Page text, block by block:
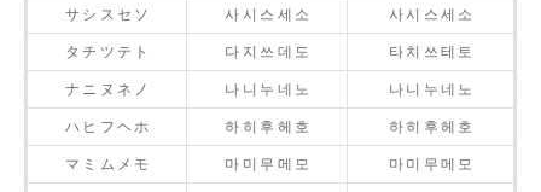
サ シ ス セ ソ 사 시 스 세 소 사 시 스 세 소
タ チ ツ テ ト 다 지 쓰 데 도 타 치 쓰 테 토
ナ ニ ヌ ネ ノ 나 니 누 네 노 나 니 누 네 노
ハ ヒ フ ヘ ホ 하 히 후 헤 호 하 히 후 헤 호
マ ミ ム メ モ 마 미 무 메 모 마 미 무 메 모